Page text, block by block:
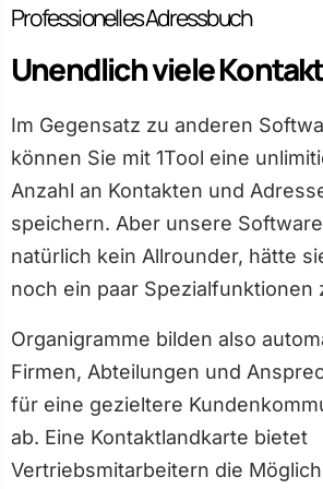
Professionelles Adressbuch
Unendlich viele
Im Gegensatz zu anderen
können Sie mit 1Tool eine
Anzahl an Kontakten und
speichern. Aber unsere
natürlich kein Allrounder, hätte
noch ein paar Spezialfunktionen
Organigramme bilden also
Firmen, Abteilungen und
für eine gezieltere
ab. Eine Kontaktlandkarte bietet
Vertriebsmitarbeitern die